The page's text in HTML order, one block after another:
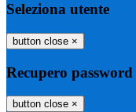
Seleziona utente
button close ×
Recupero password
button close ×